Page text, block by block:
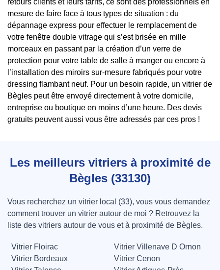
retours clients et leurs tarifs, ce sont des professionnels en
mesure de faire face à tous types de situation : du
dépannage express pour effectuer le remplacement de
votre fenêtre double vitrage qui s’est brisée en mille
morceaux en passant par la création d’un verre de
protection pour votre table de salle à manger ou encore à
l’installation des miroirs sur-mesure fabriqués pour votre
dressing flambant neuf. Pour un besoin rapide, un vitrier de
Bègles peut être envoyé directement à votre domicile,
entreprise ou boutique en moins d’une heure. Des devis
gratuits peuvent aussi vous être adressés par ces pros !
Les meilleurs vitriers à proximité de
Bègles (33130)
Vous recherchez un vitrier local (33), vous vous demandez
comment trouver un vitrier autour de moi ? Retrouvez la
liste des vitriers autour de vous et à proximité de Bègles.
Vitrier Floirac
Vitrier Villenave D Ornon
Vitrier Bordeaux
Vitrier Cenon